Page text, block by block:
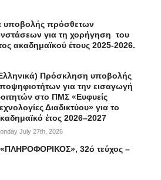
υποβολής πρόσθετων
για τη χορήγηση του
ακαδημαϊκού έτους 2025-2026.
Πρόσκληση υποβολής
για την εισαγωγή
στο ΠΜΣ «Ευφυείς
Διαδικτύου» για το
έτος 2026–2027
July 27th, 2026
«ΠΛΗΡΟΦΟΡΙΚΟΣ», 32ό τεύχος –